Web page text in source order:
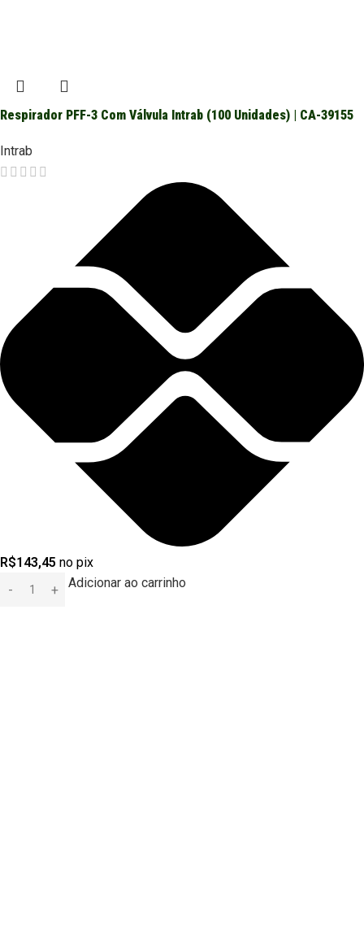
Respirador PFF-3 Com Válvula Intrab (100 Unidades) | CA-39155
Intrab
R$143,45 no pix
Adicionar ao carrinho